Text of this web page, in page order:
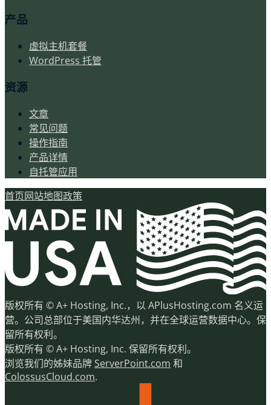
产品
虚拟主机套餐
WordPress 托管
资源
文章
常见问题
操作指南
产品详情
自托管应用
首页网站地图政策
版权所有 © A+ Hosting, Inc.，以 APlusHosting.com 名义运
营。公司总部位于美国内华达州，并在全球运营数据中心。保
留所有权利。
版权所有 © A+ Hosting, Inc. 保留所有权利。
浏览我们的姊妹品牌ServerPoint.com 和
ColossusCloud.com.